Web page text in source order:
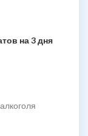
на 3 дня